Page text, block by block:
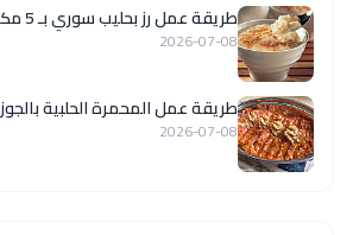
طريقة عمل رز بحليب سوري بـ 5 مكونات
2026-07-08
طريقة عمل المحمرة الحلبية بالجوز
2026-07-08